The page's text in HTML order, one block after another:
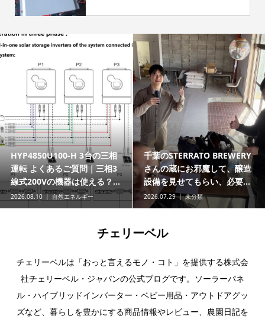
HYP4850U100-H 3台の三相
運転 よくあるご質問｜三相3
線式200Vの機器は使える？...
2026.08.10 自然エネルギー
千葉のSTERRATO BREWERY
さんの蔵にお邪魔して、醸造
設備を見せてもらい、必要...
2026.07.29 未分類
チェリーベル
チェリーベルは「おっと言えるモノ・コト」を提供する株式会
社チェリーベル・ジャパンの公式ブログです。ソーラーパネ
ル・ハイブリッドインバーター・ベビー用品・アウトドアグッ
ズなど、暮らしを豊かにする商品情報やレビュー、農園日記を